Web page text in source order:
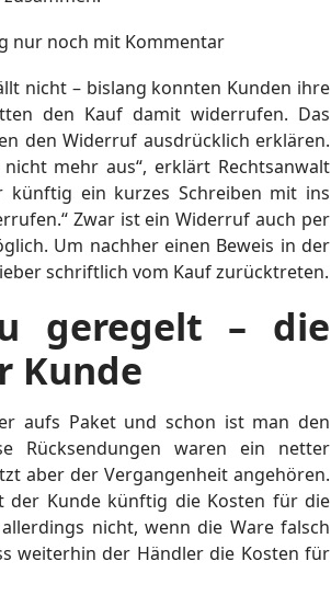
nur noch mit Kommentar
nicht – bislang konnten Kunden ihre
den Kauf damit widerrufen. Das
den Widerruf ausdrücklich erklären.
mehr aus“, erklärt Rechtsanwalt
künftig ein kurzes Schreiben mit ins
Zwar ist ein Widerruf auch per
Um nachher einen Beweis in der
schriftlich vom Kauf zurücktreten.
geregelt – die
Kunde
aufs Paket und schon ist man den
Rücksendungen waren ein netter
aber der Vergangenheit angehören.
der Kunde künftig die Kosten für die
nicht, wenn die Ware falsch
weiterhin der Händler die Kosten für